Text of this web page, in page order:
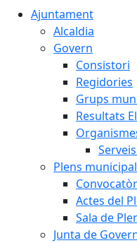
Ajuntament
Alcaldia
Govern
Consistori
Regidories
Grups
Resultats
Plens
Actes del
Sala de
Junta de